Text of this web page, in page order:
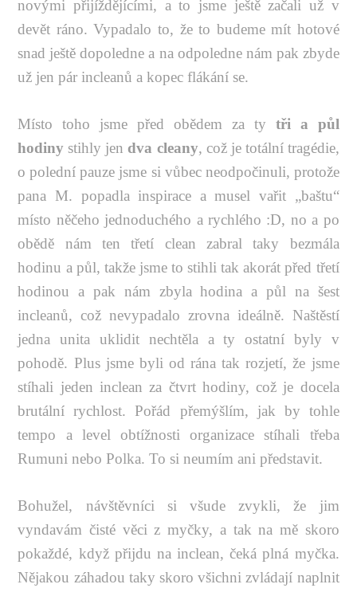
novými přijíždějícími, a to jsme ještě začali už v
devět ráno. Vypadalo to, že to budeme mít hotové
snad ještě dopoledne a na odpoledne nám pak zbyde
už jen pár incleanů a kopec flákání se.
Místo toho jsme před obědem za ty tři a půl
hodiny stihly jen dva cleany, což je totální tragédie,
o polední pauze jsme si vůbec neodpočinuli, protože
pana M. popadla inspirace a musel vařit „baštu“
místo něčeho jednoduchého a rychlého :D, no a po
obědě nám ten třetí clean zabral taky bezmála
hodinu a půl, takže jsme to stihli tak akorát před třetí
hodinou a pak nám zbyla hodina a půl na šest
incleanů, což nevypadalo zrovna ideálně. Naštěstí
jedna unita uklidit nechtěla a ty ostatní byly v
pohodě. Plus jsme byli od rána tak rozjetí, že jsme
stíhali jeden inclean za čtvrt hodiny, což je docela
brutální rychlost. Pořád přemýšlím, jak by tohle
tempo a level obtížnosti organizace stíhali třeba
Rumuni nebo Polka. To si neumím ani představit.
Bohužel, návštěvníci si všude zvykli, že jim
vyndavám čisté věci z myčky, a tak na mě skoro
pokaždé, když přijdu na inclean, čeká plná myčka.
Nějakou záhadou taky skoro všichni zvládají naplnit